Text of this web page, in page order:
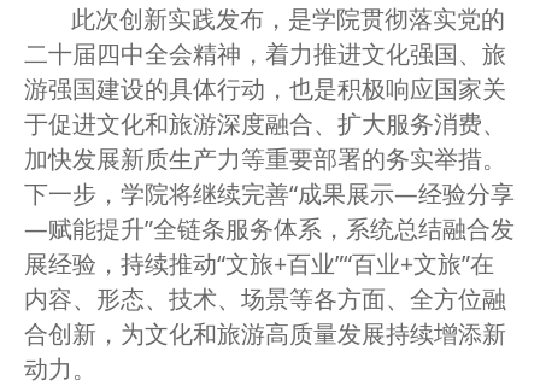
此次创新实践发布，是学院贯彻落实党的
二十届四中全会精神，着力推进文化强国、旅
游强国建设的具体行动，也是积极响应国家关
于促进文化和旅游深度融合、扩大服务消费、
加快发展新质生产力等重要部署的务实举措。
下一步，学院将继续完善“成果展示—经验分享
—赋能提升”全链条服务体系，系统总结融合发
展经验，持续推动“文旅+百业”“百业+文旅”在
内容、形态、技术、场景等各方面、全方位融
合创新，为文化和旅游高质量发展持续增添新
动力。